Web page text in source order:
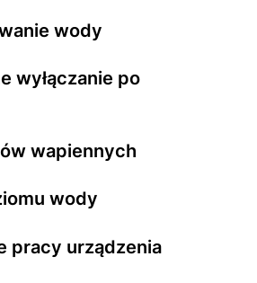
wody
wyłączanie po
wapiennych
wody
pracy urządzenia